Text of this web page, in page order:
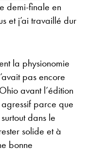
demi-finale en
et j’ai travaillé dur
la physionomie
pas encore
avant l’édition
agressif parce que
dans le
solide et à
bonne